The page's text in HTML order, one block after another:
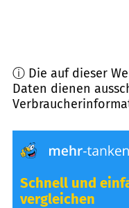
ⓘ Die auf dieser
Daten dienen
Schnell und
vergleichen